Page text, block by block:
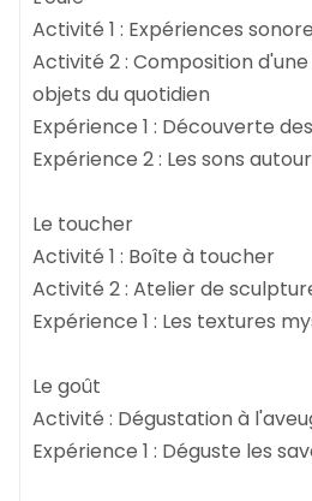
Activité 1 : Expériences
Activité 2 : Composition
objets du quotidien
Expérience 1 : Découverte
Expérience 2 : Les sons
Le toucher
Activité 1 : Boîte à toucher
Activité 2 : Atelier de
Expérience 1 : Les textures
Le goût
Activité : Dégustation à
Expérience 1 : Déguste les